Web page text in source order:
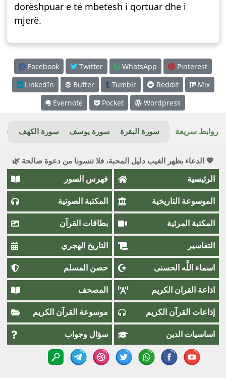
dorëshpuar e të mbetesh i qortuar dhe i
mjerë.
Facebook Twitter WhatsApp
Pinterest
LinkedIn
Buffer Tumblr Reddit
Mix
Evernote
Pocket Wordpress
روابط سريعة سورة البقرة سورة يوسف سورة الكهف
💖 الدعاء بظهر الغيب دليل المحبة، فلا تنسونا من دعوة صالحة 🌿
الرئيسية فهرس السور
الموسوعة التاريخية المكتبة الصوتية
المكتبة المرئية بطاقات القرآن
التفاسير التاريخ الهجري
اسماء اللَّٰه الحسنى حصن المسلم
اذاعة القران الكريم المصحف
إذاعات القرآن الكريم موسوعة القرآن الكريم
اساسيات الدين سؤال وجواب